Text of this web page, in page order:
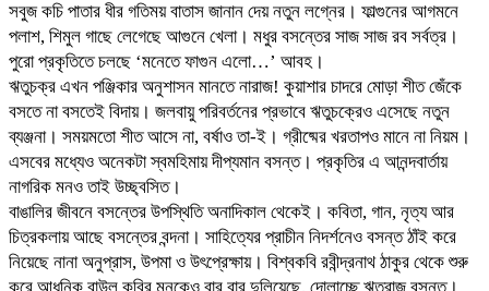
সবুজ কচি পাতার ধীর গতিময় বাতাস জানান দেয় নতুন লগ্নের। ফাল্গুনের আগমনে
পলাশ, শিমুল গাছে লেগেছে আগুনে খেলা। মধুর বসন্তের সাজ সাজ রব সর্বত্র।
পুরো প্রকৃতিতে চলছে ‘মনেতে ফাগুন এলো…’ আবহ।
ঋতুচক্র এখন পঞ্জিকার অনুশাসন মানতে নারাজ! কুয়াশার চাদরে মোড়া শীত জেঁকে
বসতে না বসতেই বিদায়। জলবায়ু পরিবর্তনের প্রভাবে ঋতুচক্রেও এসেছে নতুন
ব্যঞ্জনা। সময়মতো শীত আসে না, বর্ষাও তা-ই। গ্রীষ্মের খরতাপও মানে না নিয়ম।
এসবের মধ্যেও অনেকটা স্বমহিমায় দীপ্যমান বসন্ত। প্রকৃতির এ আনন্দবার্তায়
নাগরিক মনও তাই উচ্ছ্বসিত।
বাঙালির জীবনে বসন্তের উপস্থিতি অনাদিকাল থেকেই। কবিতা, গান, নৃত্য আর
চিত্রকলায় আছে বসন্তের বন্দনা। সাহিত্যের প্রাচীন নিদর্শনেও বসন্ত ঠাঁই করে
নিয়েছে নানা অনুপ্রাস, উপমা ও উৎপ্রেক্ষায়। বিশ্বকবি রবীন্দ্রনাথ ঠাকুর থেকে শুরু